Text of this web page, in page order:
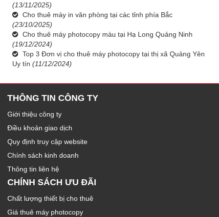
(13/11/2025)
Cho thuê máy in văn phòng tại các tỉnh phía Bắc
(23/10/2025)
Cho thuê máy photocopy màu tại Hạ Long Quảng Ninh
(19/12/2024)
Top 3 Đơn vị cho thuê máy photocopy tại thị xã Quảng Yên
Uy tín (11/12/2024)
THÔNG TIN CÔNG TY
Giới thiệu công ty
Điều khoản giao dịch
Quy định truy cập website
Chính sách kinh doanh
Thông tin liên hệ
CHÍNH SÁCH ƯU ĐÃI
Chất lượng thiết bị cho thuê
Giá thuê máy photocopy